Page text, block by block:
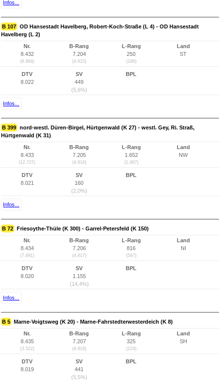
Infos...
B 107 OD Hansestadt Havelberg, Robert-Koch-Straße (L 4) - OD Hansestadt
Havelberg (L 2)
Nr.
8.432
(8.884)
B-Rang
7.204
(4.815)
L-Rang
250
(186)
Land
ST
DTV
8.022
SV
449
(5,6%)
BPL
Infos...
B 399 nord-westl. Düren-Birgel, Hürtgenwald (K 27) - westl. Gey, Ri. Straß,
Hürtgenwald (K 31)
Nr.
8.433
(12.727)
B-Rang
7.205
(4.816)
L-Rang
1.652
(1.067)
Land
NW
DTV
8.021
SV
160
(2,0%)
BPL
Infos...
B 72 Friesoythe-Thüle (K 300) - Garrel-Petersfeld (K 150)
Nr.
8.434
(7.691)
B-Rang
7.206
(4.817)
L-Rang
816
(547)
Land
NI
DTV
8.020
SV
1.155
(14,4%)
BPL
Infos...
B 5 Marne-Voigtsweg (K 20) - Marne-Fahrstedterwesterdeich (K 8)
Nr.
8.435
(3.522)
B-Rang
7.207
(4.818)
L-Rang
325
(224)
Land
SH
DTV
8.019
SV
441
(5,5%)
BPL